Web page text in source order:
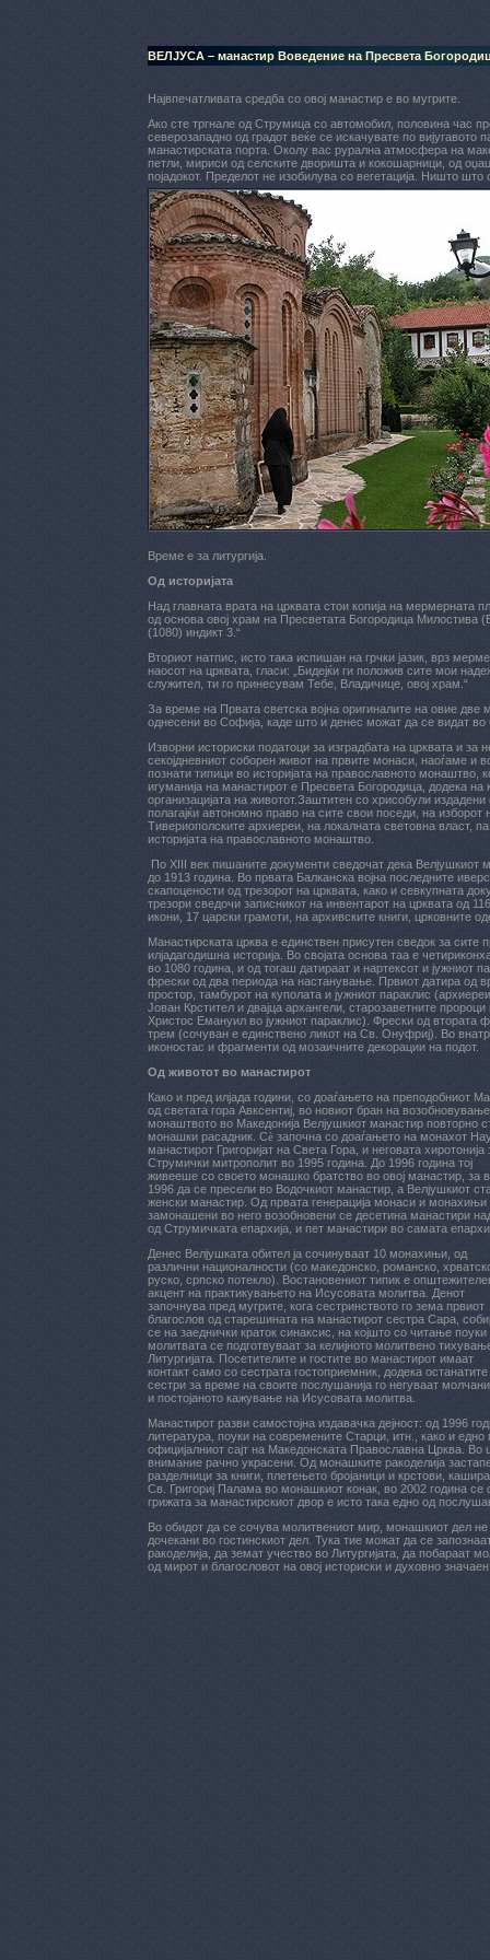
ВЕЛЈУСА – манастир Воведение на Пресвета
Највпечатливата средба со овој манастир е во мугрите.
Ако сте тргнале од Струмица со автомобил, половина час
северозападно од градот веќе се искачувате по вијугавото
манастирската порта. Околу вас рурална атмосфера на
петли, мириси од селските дворишта и кокошарници, од
појадокот. Пределот не изобилува со вегетација. Ништо што
Време е за литургија.
Од историјата
Над главната врата на црквата стои копија на мермерната
од основа овој храм на Пресветата Богородица Милостива
(1080) индикт 3.“
Вториот натпис, исто така испишан на грчки јазик, врз
наосот на црквата, гласи: „Бидејќи ги положив сите мои
служител, ти го принесувам Тебе, Владичице, овој храм.“
За време на Првата светска војна оригиналите на овие
однесени во Софија, каде што и денес можат да се видат во
Изворни историски податоци за изградбата на црквата и за
секојдневниот соборен живот на првите монаси, наоѓаме и
познати типици во историјата на православното монаштво,
игуманија на манaстирот е Пресвета Богородица, додека
организацијата на животот.Заштитен со хрисобули
полагајќи автономно право на сите свои поседи, на
Тивериополските архиереи, на локалната световна власт,
историјата на православното монаштво.
По XIII век пишаните документи сведочат дека Велјушкиот
до 1913 година. Во првата Балканска војна последните
скапоцености од трезорот на црквата, како и севкупната
трезори сведочи записникот на инвентарот на црквата од
икони, 17 царски грамоти, на архивските книги, црковните
Манастирската црква е единствен присутен сведок за
илјадагодишна историја. Во својата основа таа е
во 1080 година, и од тогаш датираат и нартексот и јужниот
фрески од два периода на настанување. Првиот датира од
простор, тамбурот на куполата и јужниот параклис
Јован Крстител и двајца архангели, старозаветните
Христос Емануил во јужниот параклис). Фрески од втората
трем (сочуван е единствено ликот на Св. Онуфриј). Во
иконостас и фрагменти од мозаичните декорации на подот.
Од животот во манастирот
Како и пред илјада години, со доаѓањето на преподобниот
од светата гора Авксентиј, во новиот бран на
монаштвото во Македонија Велјушкиот манастир повторно
монашки расадник. Сѐ започна со доаѓањето на монахот
манастирот Григоријат на Света Гора, и неговата хиротонија
Струмички митрополит во 1995 година. До 1996 година тој
живееше со своето монашко братство во овој манастир, за
1996 да се пресели во Водочкиот манастир, а Велјушкиот
женски манастир. Од првата генерација монаси и монахињи
замонашени во него возобновени се десетина манастири
од Струмичката епархија, и пет манастири во самата
Денес Велјушката обител ја сочинуваат 10 монахињи, од
различни националности (со македонско, романско,
руско, српско потекло). Востановениот типик е
акцент на практикувањето на Исусовата молитва. Денот
започнува пред мугрите, кога сестринството го зема првиот
благослов од старешината на манастирот сестра Сара,
се на заеднички краток синаксис, на којшто со читање поуки
молитвата се подготвуваат за келијното молитвено
Литургијата. Посетителите и гостите во манастирот имаат
контакт само со сестрата гостоприемник, додека останатите
сестри за време на своите послушанија го негуваат
и постојаното кажување на Исусовата молитва.
Манастирот разви самостојна издавачка дејност: од 1996
литература, поуки на современите Старци, итн., како и
официјалниот сајт на Македонската Православна Црква.
внимание рачно украсени. Од монашките ракоделија
разделници за книги, плетењето бројаници и крстови,
Св. Григориј Палама во монашкиот конак, во 2002 година
грижата за манастирскиот двор е исто така едно од
Во обидот да се сочува молитвениот мир, монашкиот дел
дочекани во гостинскиот дел. Тука тие можат да се
ракоделија, да земат учество во Литургијата, да побараат
од мирот и благословот на овој историски и духовно